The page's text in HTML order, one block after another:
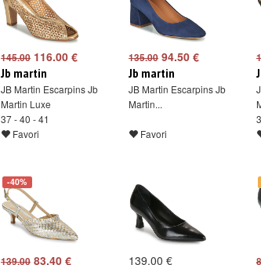
145.00 116.00 €
Jb martin
JB Martin Escarpins Jb
Martin Luxe
37 - 40 - 41
Favori
135.00 94.50 €
Jb martin
JB Martin Escarpins Jb
Martin...
Favori
-40%
139.00 83.40 €
139.00 €